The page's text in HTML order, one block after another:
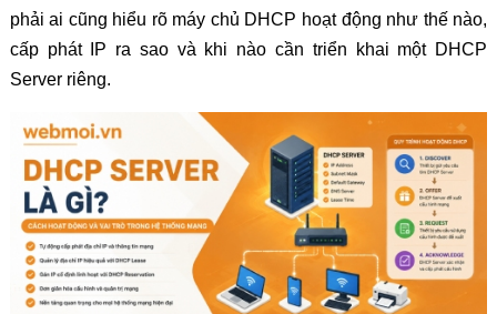
phải ai cũng hiểu rõ máy chủ DHCP hoạt động như thế nào,
cấp phát IP ra sao và khi nào cần triển khai một DHCP
Server riêng.